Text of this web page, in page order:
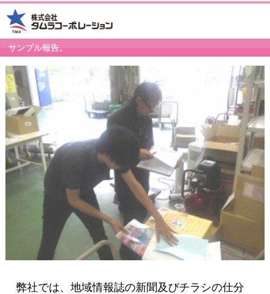
サンプル報告。
弊社では、地域情報誌の新聞及びチラシの仕分